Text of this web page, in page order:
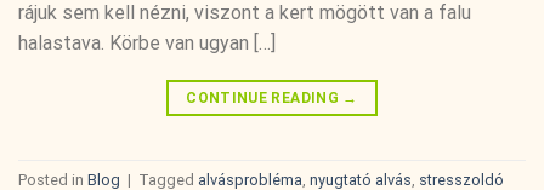
rájuk sem kell nézni, viszont a kert mögött van a falu
halastava. Körbe van ugyan […]
CONTINUE READING →
Posted in Blog | Tagged alvásprobléma, nyugtató alvás, stresszoldó